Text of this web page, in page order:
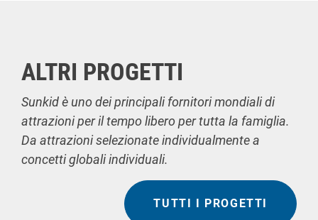
ALTRI PROGETTI
Sunkid è uno dei principali fornitori mondiali di
attrazioni per il tempo libero per tutta la famiglia.
Da attrazioni selezionate individualmente a
concetti globali individuali.
TUTTI I PROGETTI